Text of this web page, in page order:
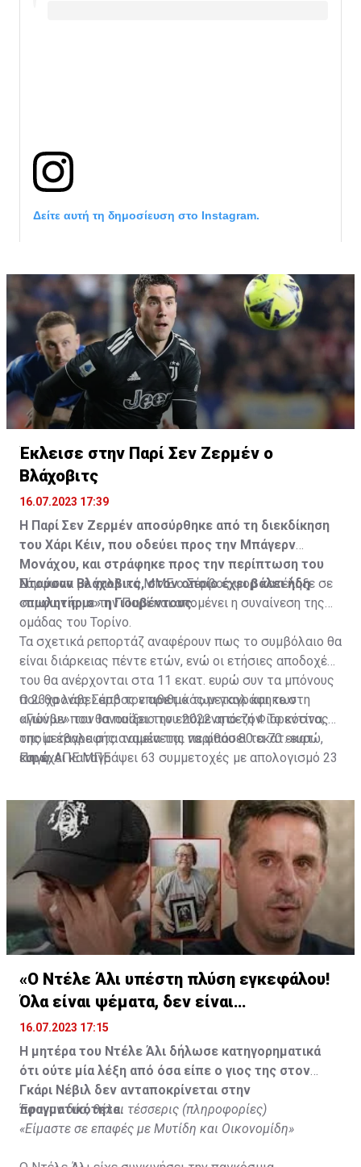
Δείτε αυτή τη δημοσίευση στο Instagram.
Η δημοσίευση κοινοποιήθηκε από το χρήστη サンフレッチェ
Έκλεισε στην Παρί Σεν Ζερμέν ο
Βλάχοβιτς
16.07.2023 17:39
Η Παρί Σεν Ζερμέν αποσύρθηκε από τη διεκδίκηση
του Χάρι Κέιν, που οδεύει προς την Μπάγερν
Μονάχου, και στράφηκε προς την περίπτωση του
Ντούσαν Βλάχοβιτς, στον οποίο έχει βάλει ήδη
«πωλητήριο» η Γιουβέντους.
Σύμφωνα με γαλλικά ΜΜΕ ο Σέρβος φορ κατέληξε σε
συμφωνία με την Παρί και απομένει η συναίνεση της
ομάδας του Τορίνο.
Τα σχετικά ρεπορτάζ αναφέρουν πως το συμβόλαιο θα
είναι διάρκειας πέντε ετών, ενώ οι ετήσιες αποδοχές
του θα ανέρχονται στα 11 εκατ. ευρώ συν τα μπόνους
που θα λάβει από τον αριθμό των γκολ και των
αγώνων που θα παίξει την επόμενη σεζόν. Το κόστος
της μεταγραφής αναμένεται να φθάσει τα 70 εκατ.
ευρώ.
Ο 23χρονος Σέρβος επιθετικός μεταγράφηκε στη
«Γιούβε» τον Ιανουάριο του 2022 από τη Φιορεντίνα, η
οποία έβαλε στα ταμεία της περίπου 80 εκατ. ευρώ,
και έχει καταγράψει 63 συμμετοχές με απολογισμό 23
Πηγή: ΑΠΕ ΜΠΕ
«Ο Ντέλε Άλι υπέστη πλύση εγκεφάλου!
Όλα είναι ψέματα, δεν είναι
υιοθετημένος»
16.07.2023 17:15
Η μητέρα του Ντέλε Άλι δήλωσε κατηγορηματικά
ότι ούτε μία λέξη από όσα είπε ο γιος της στον
Γκάρι Νέβιλ δεν ανταποκρίνεται στην
πραγματικότητα.
Έφυγαν δύο, θέλει τέσσερις (πληροφορίες)
«Είμαστε σε επαφές με Μυτίδη και Οικονομίδη»